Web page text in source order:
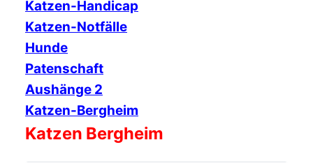
Katzen-Handicap
Katzen-Notfälle
Hunde
Patenschaft
Aushänge 2
Katzen-Bergheim
Katzen Bergheim